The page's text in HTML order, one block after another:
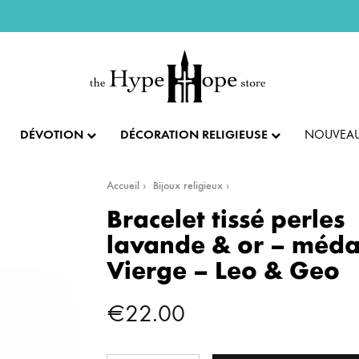
COLLECTION IMPÉRIALE
AUTRES BIJOUX
DÉVOTION
FÊTES ET LITURGIE
💝 SAINT VALENTIN
SACREMENTS
CADEAU DE
DÉCORATION RELIGIEUSE
Accueil Bijoux religieux
Bracelet tissé perles
lavande & or –
Vierge – Leo & Geo
€22.00